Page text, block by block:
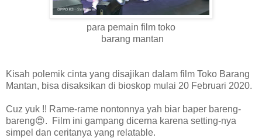
para pemain film toko
barang mantan
Kisah polemik cinta yang disajikan dalam film Toko Barang
Mantan, bisa disaksikan di bioskop mulai 20 Februari 2020.
Cuz yuk !! Rame-rame nontonnya yah biar baper bareng-
bareng😍. Film ini gampang dicerna karena setting-nya
simpel dan ceritanya yang relatable.